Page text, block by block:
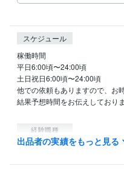
スケジュール
稼働時間
平日6:00頃〜24:00頃
土日祝日6:00頃〜24:00頃
他での依頼もありますので、お
結果予想時間をお伝えしており
経験職種
ライフスタイル・その他 / 占い
ライフスタイル・その他 / カウ
出品者の実績をもっと見る